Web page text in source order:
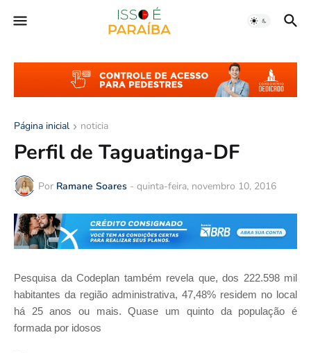
Página inicial noticia
Perfil de Taguatinga-DF
Por Ramane Soares - quinta-feira, novembro 10, 2016
Pesquisa da Codeplan também revela que, dos 222.598 mil
habitantes da região administrativa, 47,48% residem no local
há 25 anos ou mais. Quase um quinto da população é
formada por idosos